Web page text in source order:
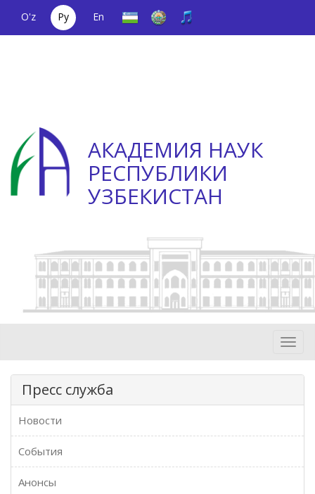
O'z Ру
En
АКАДЕМИЯ НАУК
РЕСПУБЛИКИ
УЗБЕКИСТАН
Пресс служба
Новости
События
Анонсы